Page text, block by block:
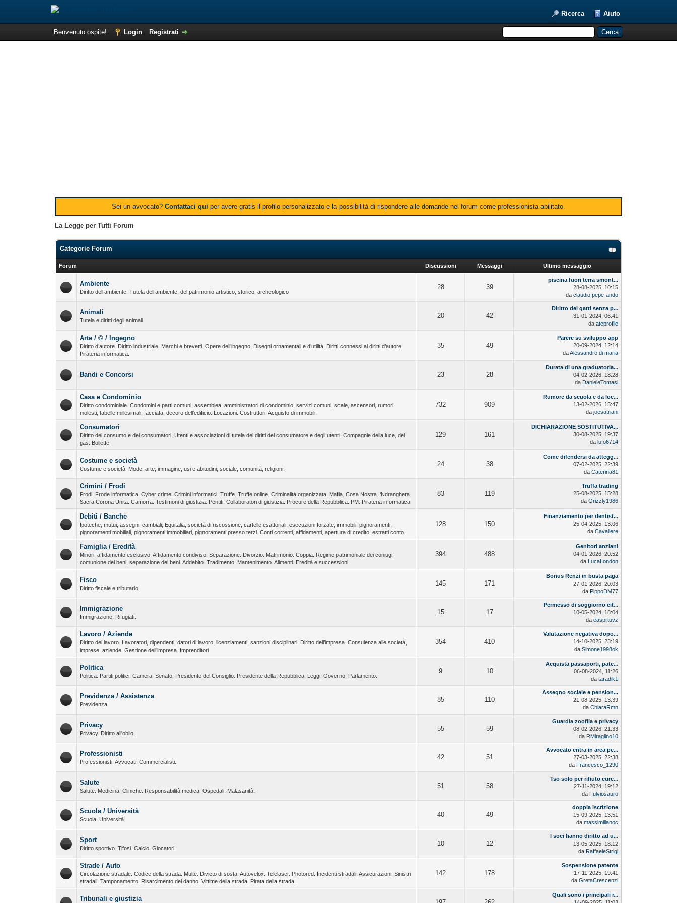
Ricerca Aiuto
Benvenuto ospite! Login Registrati
Sei un avvocato? Contattaci qui per avere gratis il profilo personalizzato e la possibilità di rispondere alle domande nel forum come professionista abilitato.
La Legge per Tutti Forum
Categorie Forum
Forum Discussioni Messaggi Ultimo messaggio
Ambiente
Diritto dell’ambiente. Tutela dell’ambiente, del patrimonio artistico, storico, archeologico
28 39
piscina fuori terra smont...
28-08-2025, 10:15
daclaudio.pepe-ando
Animali
Tutela e diritti degli animali
20 42
Diritto dei gatti senza p...
31-01-2024, 06:41
daateprofile
Arte / © / Ingegno
Diritto d’autore. Diritto industriale. Marchi e brevetti. Opere dell’ingegno. Disegni ornamentali e d’utilità. Diritti connessi ai diritti d’autore.
Pirateria informatica.
35 49
Parere su sviluppo app
20-09-2024, 12:14
daAlessandro di maria
Bandi e Concorsi 23 28
Durata di una graduatoria...
04-02-2026, 18:28
da DanieleTomasi
Casa e Condominio
Diritto condominiale. Condomini e parti comuni, assemblea, amministratori di condominio, servizi comuni, scale, ascensori, rumori
molesti, tabelle millesimali, facciata, decoro dell’edificio. Locazioni. Costruttori. Acquisto di immobili.
732 909
Rumore da scuola e da loc...
13-02-2026, 15:47
dajoesatriani
Consumatori
Diritto del consumo e dei consumatori. Utenti e associazioni di tutela dei diritti del consumatore e degli utenti. Compagnie della luce, del
gas. Bollette.
129 161
DICHIARAZIONE SOSTITUTIVA...
30-08-2025, 19:37
dalufo6714
Costume e società
Costume e società. Mode, arte, immagine, usi e abitudini, sociale, comunità, religioni.
24 38
Come difendersi da attegg...
07-02-2025, 22:39
daCaterina81
Crimini / Frodi
Frodi. Frode informatica. Cyber crime. Crimini informatici. Truffe. Truffe online. Criminalità organizzata. Mafia. Cosa Nostra. ‘Ndrangheta.
Sacra Corona Unita. Camorra. Testimoni di giustizia. Pentiti. Collaboratori di giustizia. Procure della Repubblica. PM. Pirateria informatica.
83 119
Truffa trading
25-08-2025, 15:28
daGrizzly1986
Debiti / Banche
Ipoteche, mutui, assegni, cambiali, Equitalia, società di riscossione, cartelle esattoriali, esecuzioni forzate, immobili, pignoramenti,
pignoramenti mobiliali, pignoramenti immobiliari, pignoramenti presso terzi. Conti correnti, affidamenti, apertura di credito, estratti conto.
128 150
Finanziamento per dentist...
25-04-2025, 13:06
daCavaliere
Famiglia / Eredità
Minori, affidamento esclusivo. Affidamento condiviso. Separazione. Divorzio. Matrimonio. Coppia. Regime patrimoniale dei coniugi:
comunione dei beni, separazione dei beni. Addebito. Tradimento. Mantenimento. Alimenti. Eredità e successioni
394 488
Genitori anziani
04-01-2026, 20:52
da LucaLondon
Fisco
Diritto fiscale e tributario
145 171
Bonus Renzi in busta paga
27-01-2026, 20:03
da PippoDM77
Immigrazione
Immigrazione. Rifugiati.
15 17
Permesso di soggiorno cit...
10-05-2024, 18:04
daeasprtuvz
Lavoro / Aziende
Diritto del lavoro. Lavoratori, dipendenti, datori di lavoro, licenziamenti, sanzioni disciplinari. Diritto dell’impresa. Consulenza alle società,
imprese, aziende. Gestione dell’impresa. Imprenditori
354 410
Valutazione negativa dopo...
14-10-2025, 23:19
daSimone1998ok
Politica
Politica. Partiti politici. Camera. Senato. Presidente del Consiglio. Presidente della Repubblica. Leggi. Governo, Parlamento.
9 10
Acquista passaporti, pate...
06-08-2024, 11:26
dataradik1
Previdenza / Assistenza
Previdenza
85 110
Assegno sociale e pension...
21-08-2025, 13:39
daChiaraRmn
Privacy
Privacy. Diritto all'oblio.
55 59
Guardia zoofila e privacy
08-02-2026, 21:33
da RMiraglino10
Professionisti
Professionisti. Avvocati. Commercialisti.
42 51
Avvocato entra in area pe...
27-03-2025, 22:38
da Francesco_1290
Salute
Salute. Medicina. Cliniche. Responsabilità medica. Ospedali. Malasanità.
51 58
Tso solo per rifiuto cure...
27-11-2024, 19:12
da Fulviosauro
Scuola / Università
Scuola. Università
40 49
doppia iscrizione
15-09-2025, 13:51
damassimilianoc
Sport
Diritto sportivo. Tifosi. Calcio. Giocatori.
10 12
I soci hanno diritto ad u...
13-05-2025, 18:12
da RaffaeleStrigi
Strade / Auto
Circolazione stradale. Codice della strada. Multe. Divieto di sosta. Autovelox. Telelaser. Photored. Incidenti stradali. Assicurazioni. Sinistri
stradali. Tamponamento. Risarcimento del danno. Vittime della strada. Pirata della strada.
142 178
Sospensione patente
17-11-2025, 19:41
daGretaCrescenzi
Tribunali e giustizia
Quali sono i principali r...